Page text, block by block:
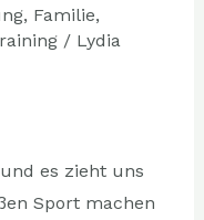
, Familie,
/ Lydia
es zieht uns
Sport machen